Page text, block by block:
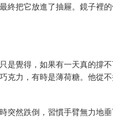
終把它放進了抽屜。鏡子裡
是覺得，如果有一天真的撐
克力，有時是薄荷糖。他從
突然跌倒，習慣手臂無力地